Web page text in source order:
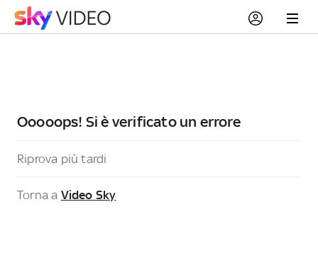
Ooooops! Si è verificato un errore
Riprova più tardi
Torna a Video Sky